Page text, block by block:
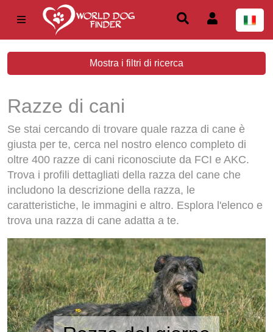
Mostra i filtri di ricerca
Razze di cani
Se stai cercando di trovare quale razza di cane è
giusta per te, cerca nel nostro elenco completo di
oltre 400 razze di cani riconosciute da FCI e AKC.
Trova i profili dettagliati della razza del cane che
includono la descrizione della razza, le
caratteristiche, le immagini e altro. Esplora l'elenco e
trova una razza di cane adatta a te.